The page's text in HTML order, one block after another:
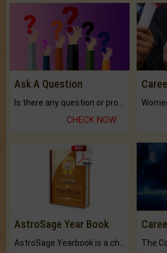
Ask A Question
CHECK NOW
AstroSage Year Book